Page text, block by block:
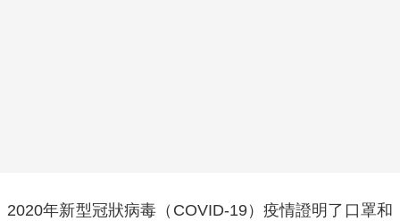
2020年新型冠狀病毒（COVID-19）疫情證明了口罩和